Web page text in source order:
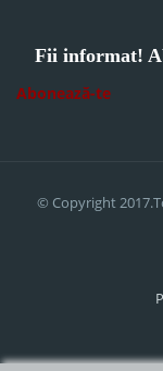
Fii informat!
Abonează-te
© Copyright